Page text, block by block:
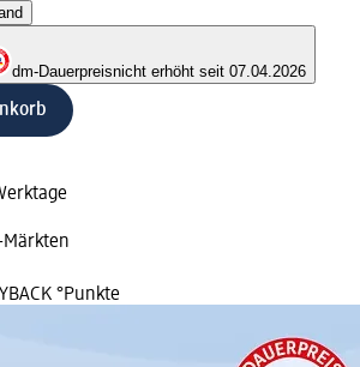
dm-Dauerpreisnicht erhöht seit 07.04.2026
°Punkte